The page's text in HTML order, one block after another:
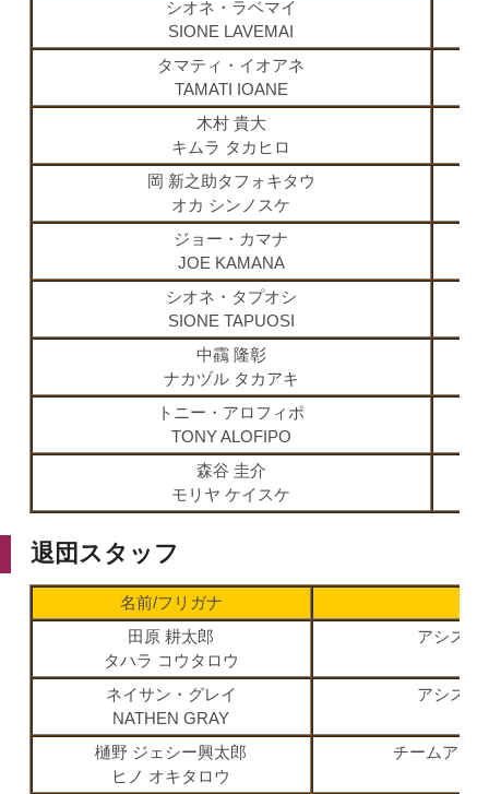
シオネ・ラベマイ
SIONE LAVEMAI
タマティ・イオアネ
TAMATI IOANE
木村 貴大
キムラ タカヒロ
岡 新之助タフォキタウ
オカ シンノスケ
ジョー・カマナ
JOE KAMANA
シオネ・タプオシ
SIONE TAPUOSI
中靍 隆彰
ナカヅル タカアキ
トニー・アロフィポ
TONY ALOFIPO
森谷 圭介
モリヤ ケイスケ
退団スタッフ
名前/フリガナ
田原 耕太郎
タハラ コウタロウ
アシスタ
ネイサン・グレイ
NATHEN GRAY
アシスタ
樋野 ジェシー興太郎
ヒノ オキタロウ
チームアシ